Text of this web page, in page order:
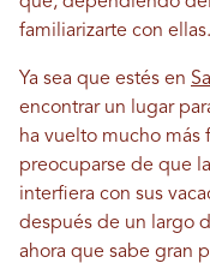
familiarizarte con ellas.
Ya sea que estés en
encontrar un lugar
ha vuelto mucho más
preocuparse de que
interfiera con sus
después de un largo
ahora que sabe gran